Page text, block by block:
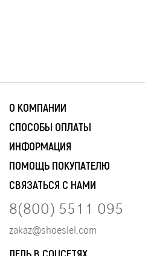
О КОМПАНИИ
СПОСОБЫ ОПЛАТЫ
ИНФОРМАЦИЯ
ПОМОЩЬ ПОКУПАТЕЛЮ
СВЯЗАТЬСЯ С НАМИ
8(800) 5511 095
zakaz@shoeslel.com